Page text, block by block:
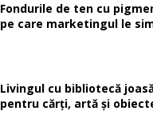
Fondurile de ten cu
pe care marketingul le
Livingul cu bibliotecă
pentru cărți, artă și